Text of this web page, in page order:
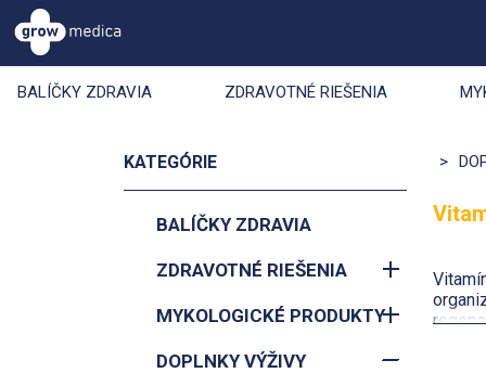
BALÍČKY ZDRAVIA ZDRAVOTNÉ RIEŠENIA
KATEGÓRIE
BALÍČKY ZDRAVIA
ZDRAVOTNÉ RIEŠENIA
MYKOLOGICKÉ PRODUKTY
DOPLNKY VÝŽIVY
>